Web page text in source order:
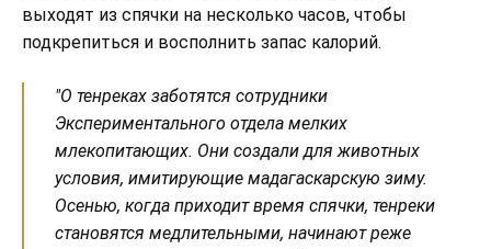
выходят из спячки на несколько часов, чтобы
подкрепиться и восполнить запас калорий.
"О тенреках заботятся сотрудники
Экспериментального отдела мелких
млекопитающих. Они создали для животных
условия, имитирующие мадагаскарскую зиму.
Осенью, когда приходит время спячки, тенреки
становятся медлительными, начинают реже